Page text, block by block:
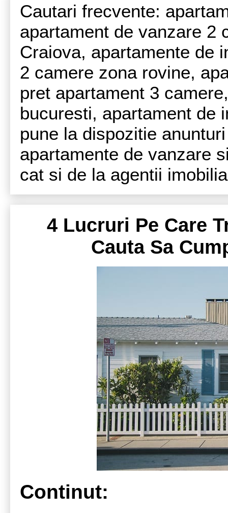
Cautari frecvente:
apartament de vanzare 2
Craiova, apartamente de
2 camere zona rovine,
pret apartament 3
bucuresti, apartament de
pune la dispozitie
apartamente de vanzare
cat si de la agentii
4 Lucruri Pe Care
Cauta Sa
Continut: